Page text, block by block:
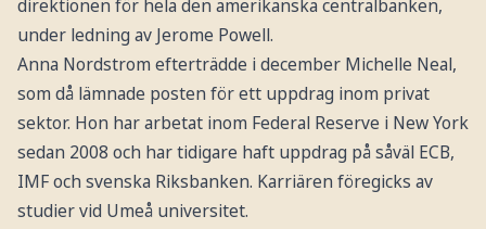
direktionen för hela den amerikanska centralbanken,
under ledning av Jerome Powell.
Anna Nordstrom efterträdde i december Michelle Neal,
som då lämnade posten för ett uppdrag inom privat
sektor. Hon har arbetat inom Federal Reserve i New York
sedan 2008 och har tidigare haft uppdrag på såväl ECB,
IMF och svenska Riksbanken. Karriären föregicks av
studier vid Umeå universitet.